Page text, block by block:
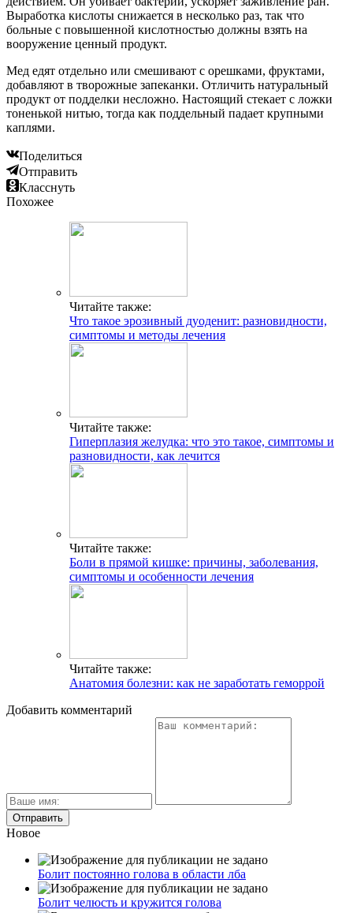
Выработка кислоты снижается в несколько раз, так что
больные с повышенной кислотностью должны взять на
вооружение ценный продукт.
Мед едят отдельно или смешивают с орешками, фруктами,
добавляют в творожные запеканки. Отличить натуральный
продукт от подделки несложно. Настоящий стекает с ложки
тоненькой нитью, тогда как поддельный падает крупными
каплями.
Поделиться
Отправить
Класснуть
Похожее
Читайте также:
Что такое эрозивный дуоденит: разновидности,
симптомы и методы лечения
Читайте также:
Гиперплазия желудка: что это такое, симптомы и
разновидности, как лечится
Читайте также:
Боли в прямой кишке: причины, заболевания,
симптомы и особенности лечения
Читайте также:
Анатомия болезни: как не заработать геморрой
Добавить комментарий
Новое
Болит постоянно голова в области лба
Болит челюсть и кружится голова